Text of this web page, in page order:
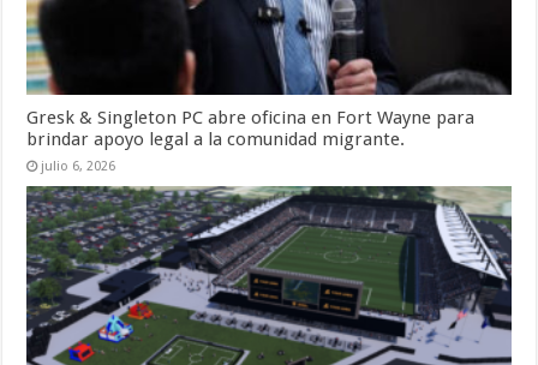
Gresk & Singleton PC abre oficina en Fort Wayne para
brindar apoyo legal a la comunidad migrante.
julio 6, 2026